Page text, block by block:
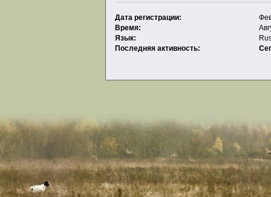
Дата регистрации:
Время:
Язык:
Последняя активность: